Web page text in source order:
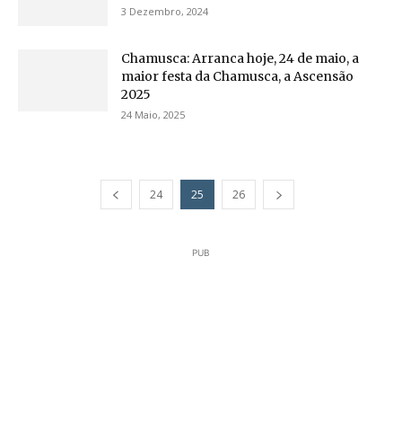
3 Dezembro, 2024
Chamusca: Arranca hoje, 24 de maio, a
maior festa da Chamusca, a Ascensão
2025
24 Maio, 2025
24 25 26
PUB